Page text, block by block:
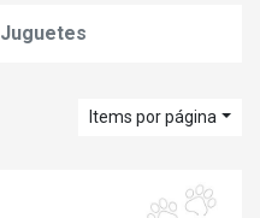
Juguetes
Items por página